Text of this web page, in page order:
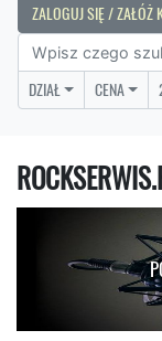
ZALOGUJ SIĘ / ZAŁÓŻ
DZIAŁ CENA